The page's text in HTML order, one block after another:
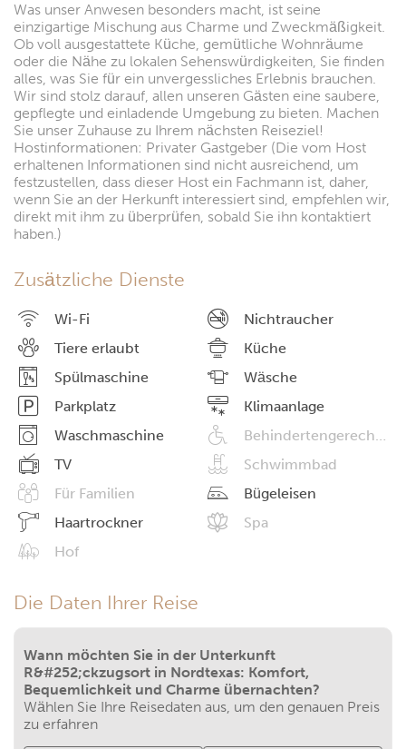
Was unser Anwesen besonders macht, ist seine
einzigartige Mischung aus Charme und Zweckmäßigkeit.
Ob voll ausgestattete Küche, gemütliche Wohnräume
oder die Nähe zu lokalen Sehenswürdigkeiten, Sie finden
alles, was Sie für ein unvergessliches Erlebnis brauchen.
Wir sind stolz darauf, allen unseren Gästen eine saubere,
gepflegte und einladende Umgebung zu bieten. Machen
Sie unser Zuhause zu Ihrem nächsten Reiseziel!
Hostinformationen: Privater Gastgeber (Die vom Host
erhaltenen Informationen sind nicht ausreichend, um
festzustellen, dass dieser Host ein Fachmann ist, daher,
wenn Sie an der Herkunft interessiert sind, empfehlen wir,
direkt mit ihm zu überprüfen, sobald Sie ihn kontaktiert
haben.)
Zusätzliche Dienste
Wi-Fi
Nichtraucher
Tiere erlaubt
Küche
Spülmaschine
Wäsche
Parkplatz
Klimaanlage
Waschmaschine
Behindertengerechte Einrichtungen
TV
Schwimmbad
Für Familien
Bügeleisen
Haartrockner
Spa
Hof
Die Daten Ihrer Reise
Wann möchten Sie in der Unterkunft
R&#252;ckzugsort in Nordtexas: Komfort,
Bequemlichkeit und Charme übernachten?
Wählen Sie Ihre Reisedaten aus, um den genauen Preis
zu erfahren